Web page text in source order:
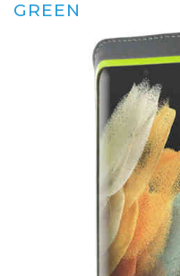
GREEN